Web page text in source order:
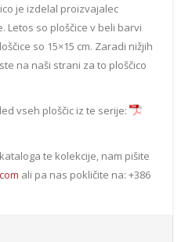
je izdelal proizvajalec
Letos so ploščice v beli barvi
so 15×15 cm. Zaradi nižjih
na naši strani za to ploščico
vseh ploščic iz te serije:
te kolekcije, nam pišite
ali pa nas pokličite na: +386